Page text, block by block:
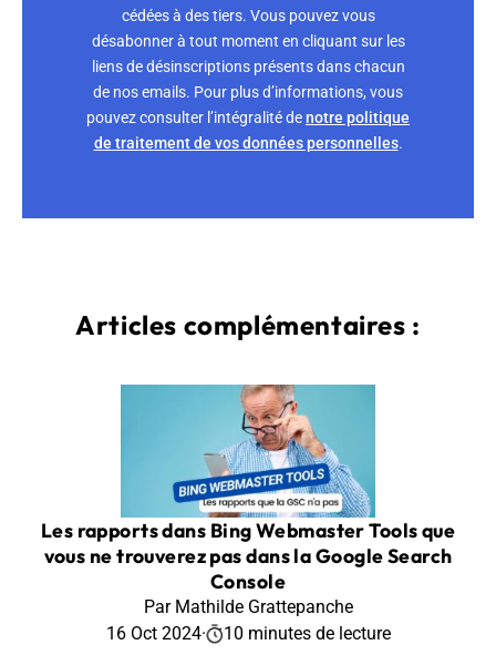
cédées à des tiers. Vous pouvez vous
désabonner à tout moment en cliquant sur les
liens de désinscriptions présents dans chacun
de nos emails. Pour plus d’informations, vous
pouvez consulter l’intégralité denotre politique
de traitement de vos données personnelles.
Articles complémentaires :
Les rapports dans Bing Webmaster Tools que
vous ne trouverez pas dans la Google Search
Console
Par Mathilde Grattepanche
16 Oct 2024· 10 minutes de lecture